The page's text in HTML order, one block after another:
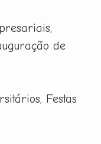
de
Festas